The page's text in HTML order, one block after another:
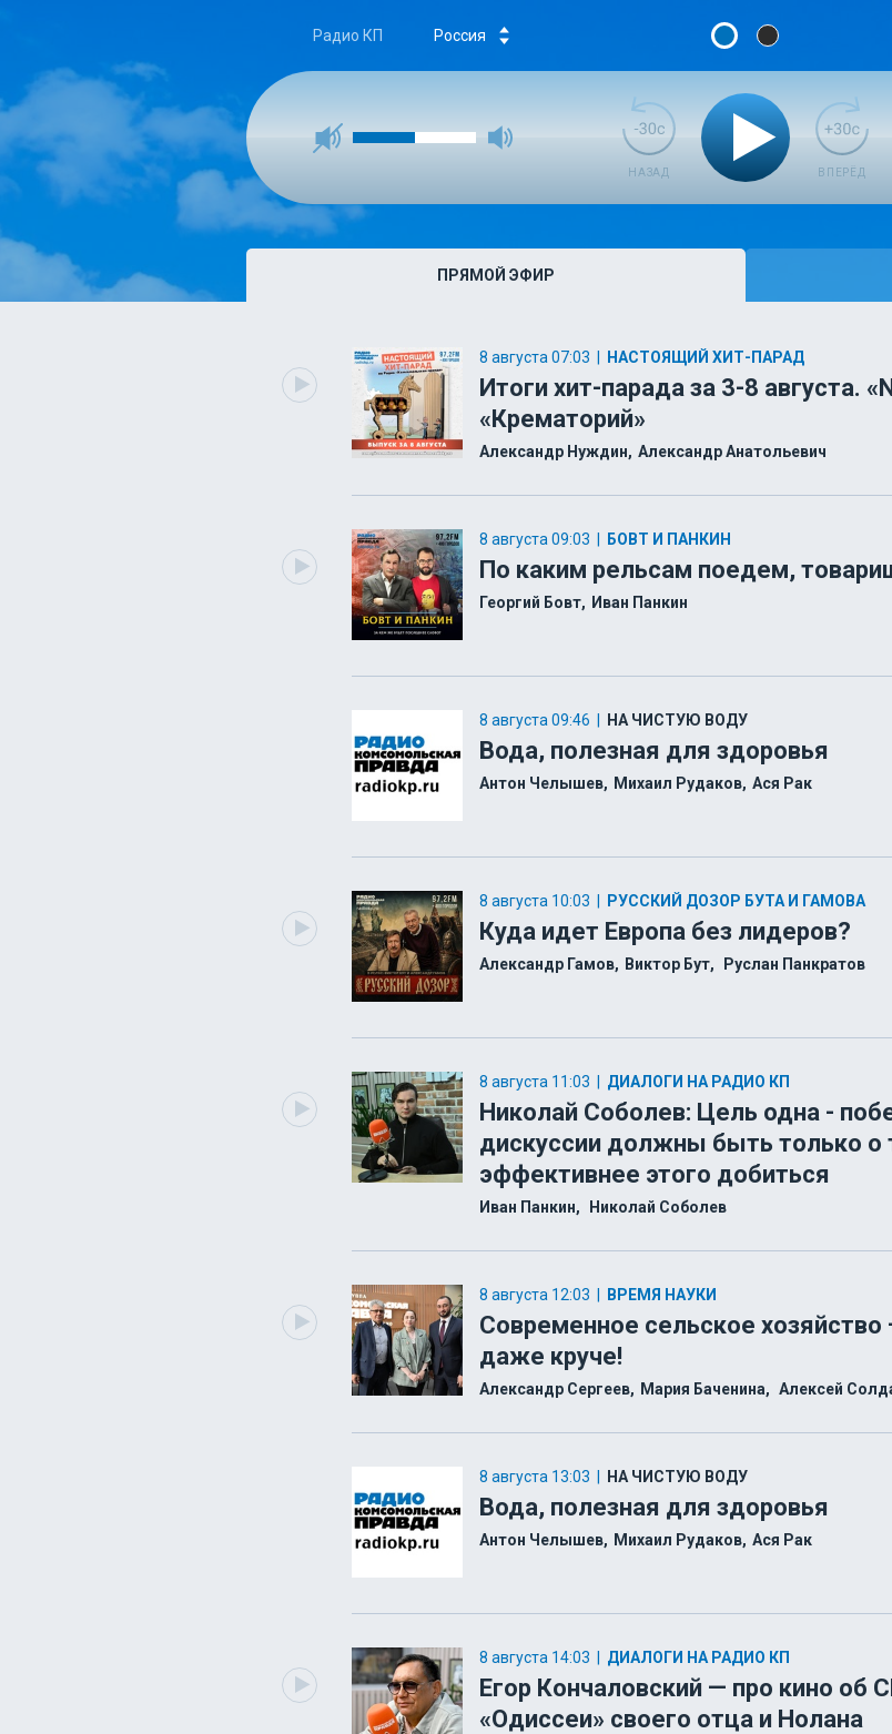
Радио КП Россия
НАЗАД ВПЕРЁД
ПРЯМОЙ ЭФИР
8 августа 07:03 НАСТОЯЩИЙ ХИТ-ПАРАД
Итоги хит-парада за 3-8 августа.
«Крематорий»
Александр Нуждин Александр Анатольевич
8 августа 09:03 БОВТ И ПАНКИН
По каким рельсам поедем,
Георгий Бовт Иван Панкин
8 августа 09:46 НА ЧИСТУЮ ВОДУ
Вода, полезная для здоровья
Антон Челышев Михаил Рудаков Ася Рак
8 августа 10:03 РУССКИЙ ДОЗОР БУТА И ГАМОВА
Куда идет Европа без лидеров?
Александр Гамов Виктор Бут Руслан Панкратов
8 августа 11:03 ДИАЛОГИ НА РАДИО КП
Николай Соболев: Цель одна -
дискуссии должны быть только о
эффективнее этого добиться
Иван Панкин Николай Соболев
8 августа 12:03 ВРЕМЯ НАУКИ
Современное сельское
даже круче!
Александр Сергеев Мария Баченина Алексей
8 августа 13:03 НА ЧИСТУЮ ВОДУ
Вода, полезная для здоровья
Антон Челышев Михаил Рудаков Ася Рак
8 августа 14:03 ДИАЛОГИ НА РАДИО КП
Егор Кончаловский — про кино об
«Одиссеи» своего отца и Нолана